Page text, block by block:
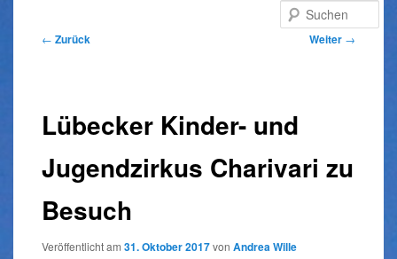
Beitragsnavigation
← Zurück Weiter →
Lübecker Kinder- und
Jugendzirkus Charivari zu
Besuch
Veröffentlicht am 31. Oktober 2017von Andrea Wille